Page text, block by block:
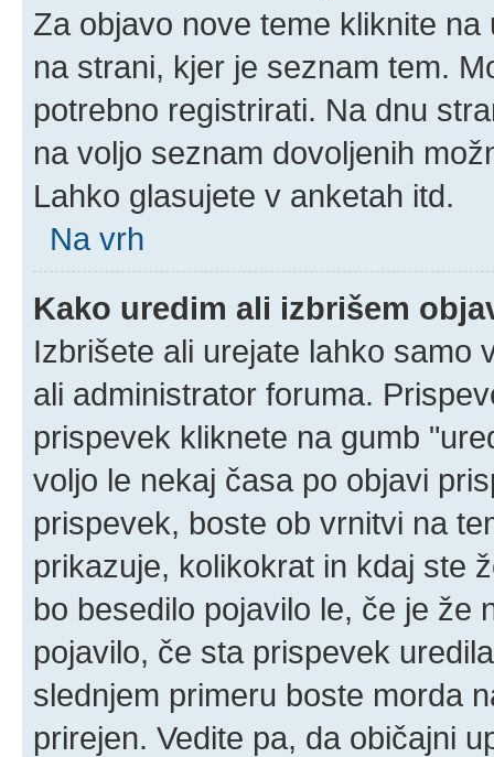
Za objavo nove teme kliknite
na strani, kjer je seznam tem.
potrebno registrirati. Na dnu
na voljo seznam dovoljenih
Lahko glasujete v anketah itd.
Na vrh
Kako uredim ali izbrišem
Izbrišete ali urejate lahko samo
ali administrator foruma.
prispevek kliknete na gumb
voljo le nekaj časa po objavi
prispevek, boste ob vrnitvi na
prikazuje, kolikokrat in kdaj ste
bo besedilo pojavilo le, če je že
pojavilo, če sta prispevek
slednjem primeru boste morda
prirejen. Vedite pa, da običajni